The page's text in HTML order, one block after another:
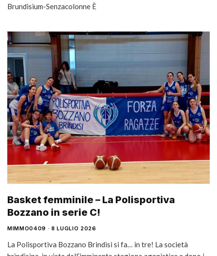
Brundisium-Senzacolonne È
Basket femminile – La Polisportiva
Bozzano in serie C!
MIMMO0409 8 LUGLIO 2026
La Polisportiva Bozzano Brindisi si fa… in tre! La società